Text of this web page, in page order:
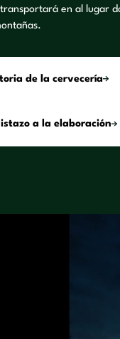
en al lugar
oria d e a cervecería
istazo a a el a boración